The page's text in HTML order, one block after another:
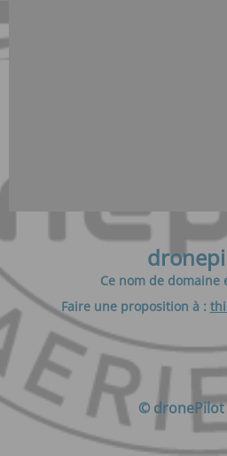
Ce nom de domaine
Faire une proposition à :
© dronePilot